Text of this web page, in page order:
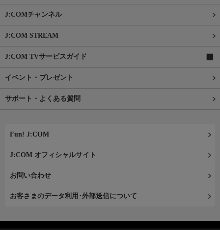
J:COMチャンネル
J:COM STREAM
J:COM TVサービスガイド
イベント・プレゼント
サポート・よくある質問
Fun! J:COM
J:COM オフィシャルサイト
お問い合わせ
お客さまのデータ利用･外部送信について